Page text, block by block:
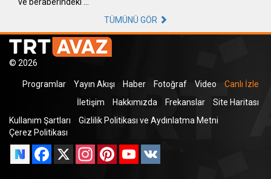
TÜMÜNÜ GÖR
© 2026
Programlar Yayın Akışı Haber Fotoğraf Video
Canlı İzle
İletişim
Hakkımızda Frekanslar
Site Haritası
Kullanım Şartları
Gizlilik Politikası ve Aydınlatma Metni
Çerez Politikası
Facebook
X InstagramPinterestYouTube